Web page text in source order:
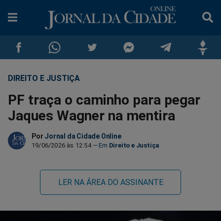
Compartilhar
no
Facebook
Compartilhar
no
Whatsapp
Compartilhar
no
Twitter
no
Messenger
no
no
DIREITO E JUSTIÇA
PF traça o caminho para pegar
Jaques Wagner na mentira
Por Jornal da Cidade Online
19/06/2026 às 12:54 Direito e Justiça
LER NA ÁREA DO ASSINANTE